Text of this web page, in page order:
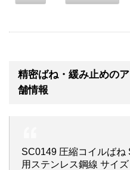
精密ばね・緩み止めの
舗情報
SC0149 圧縮コイルば
用ステンレス鋼線 サイ